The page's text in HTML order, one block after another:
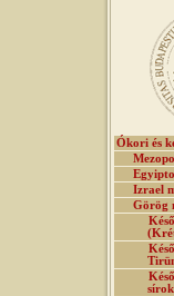
Ókori és
Izrael
Görög
sírok